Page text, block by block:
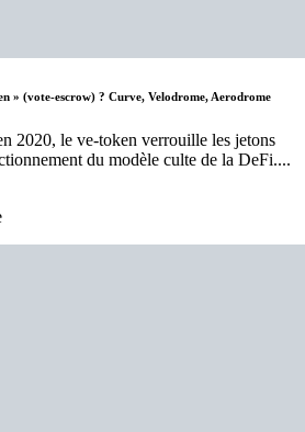
» (vote-escrow) ? Curve, Velodrome, Aerodrome
2020, le ve-token verrouille les jetons
du modèle culte de la DeFi....